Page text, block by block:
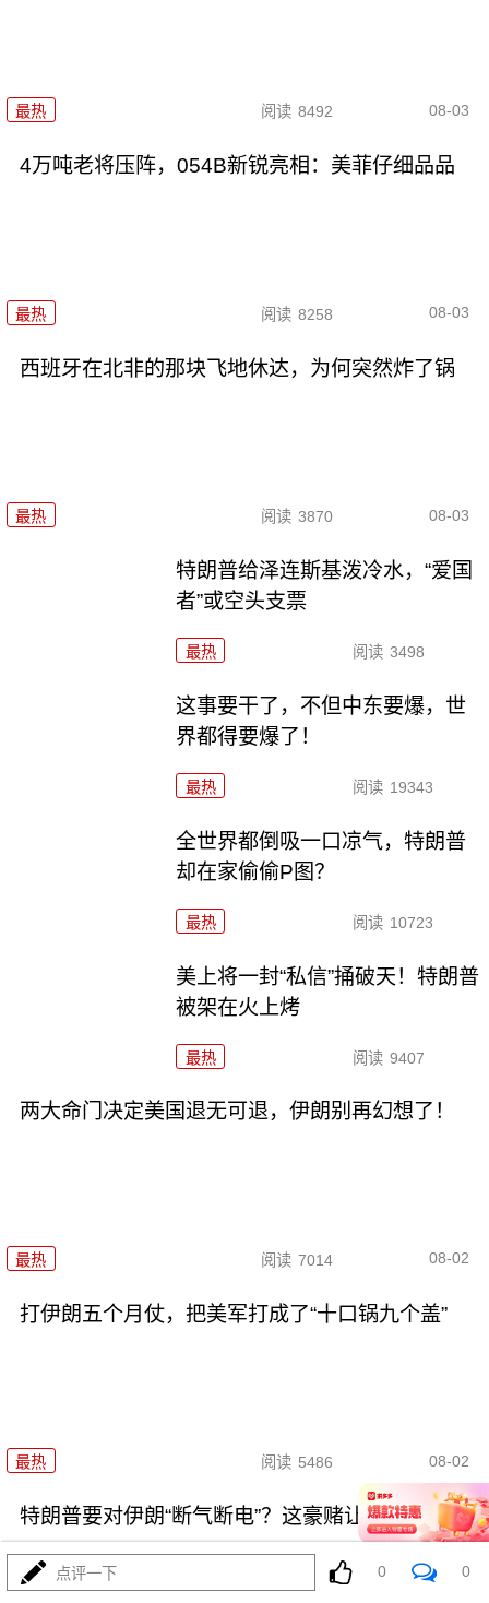
最热 阅读 8492 08-03
4万吨老将压阵，054B新锐亮相：美菲仔细品品
最热 阅读 8258 08-03
西班牙在北非的那块飞地休达，为何突然炸了锅
最热 阅读 3870 08-03
特朗普给泽连斯基泼冷水，“爱国
者”或空头支票
最热 阅读 3498
这事要干了，不但中东要爆，世
界都得要爆了！
最热 阅读 19343
全世界都倒吸一口凉气，特朗普
却在家偷偷P图？
最热 阅读 10723
美上将一封“私信”捅破天！特朗普
被架在火上烤
最热 阅读 9407
两大命门决定美国退无可退，伊朗别再幻想了！
最热 阅读 7014 08-02
打伊朗五个月仗，把美军打成了“十口锅九个盖”
最热 阅读 5486 08-02
特朗普要对伊朗“断气断电”？这豪赌让全球买单
点评一下 0 0